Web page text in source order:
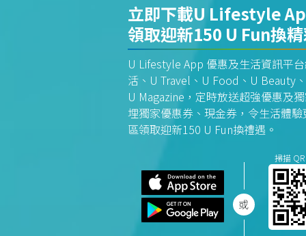
立即下載U Lifestyle
領取迎新150 U Fun換
U Lifestyle App 優惠及生活資訊平
活、U Travel、U Food、U Beauty
U Magazine，定時放送超強優惠及
埋獨家優惠券、現金券，令生活體
區領取迎新150 U Fun換禮遇。
掃描